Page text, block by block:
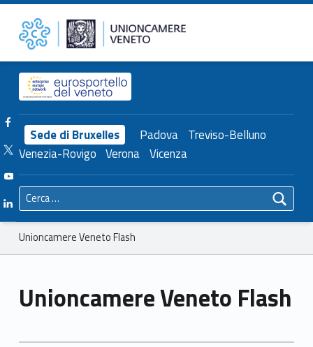
Unioncamere Veneto Flash – Unioncamere del Veneto Unioncamere del Veneto
Header info sidebar
Sede di Bruxelles Padova Treviso-Belluno
Venezia-Rovigo Verona Vicenza
Facebook Unioncamere Veneto
Twitter Unioncamere Veneto
Youtube Unioncamere Veneto
Linkedin Unioncamere Veneto
Ricerca per:
Breadcrumbs navigation
Unioncamere Veneto Flash
Unioncamere Veneto Flash